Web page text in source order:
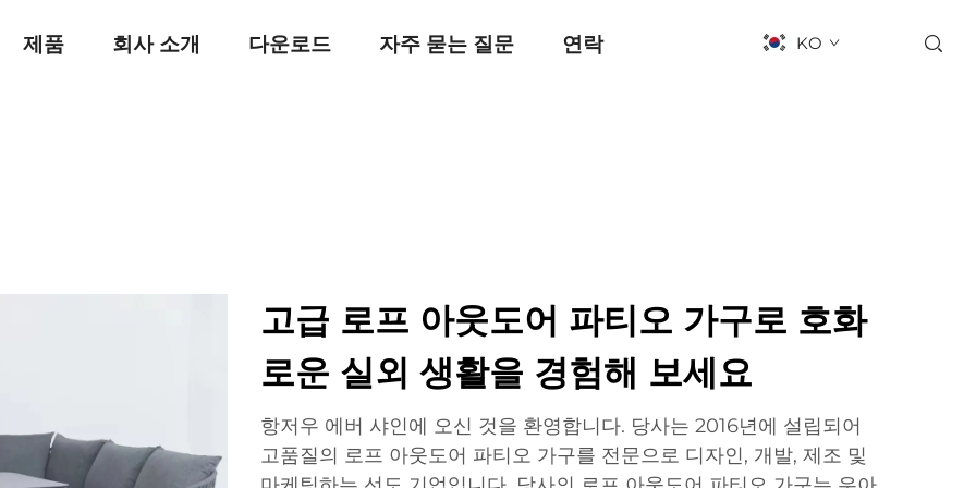
제품 회사 소개 다운로드 자주 묻는 질문 연락 KO
고급 로프 아웃도어 파티오 가구로 호화
로운 실외 생활을 경험해 보세요
항저우 에버 샤인에 오신 것을 환영합니다. 당사는 2016년에 설립되어
고품질의 로프 아웃도어 파티오 가구를 전문으로 디자인, 개발, 제조 및